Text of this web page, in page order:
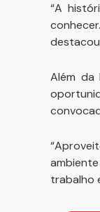
“A
Além da
trabalho